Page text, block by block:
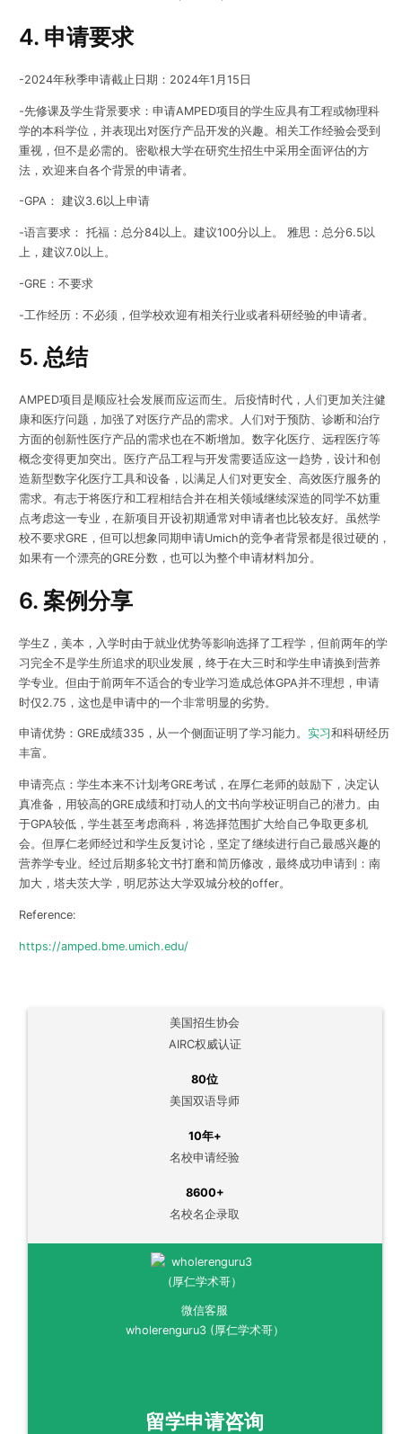
4. 申请要求
-2024年秋季申请截止日期：2024年1月15日
-先修课及学生背景要求：申请AMPED项目的学生应具有工程或物理科
学的本科学位，并表现出对医疗产品开发的兴趣。相关工作经验会受到
重视，但不是必需的。密歇根大学在研究生招生中采用全面评估的方
法，欢迎来自各个背景的申请者。
-GPA： 建议3.6以上申请
-语言要求： 托福：总分84以上。建议100分以上。 雅思：总分6.5以
上，建议7.0以上。
-GRE：不要求
-工作经历：不必须，但学校欢迎有相关行业或者科研经验的申请者。
5. 总结
AMPED项目是顺应社会发展而应运而生。后疫情时代，人们更加关注健
康和医疗问题，加强了对医疗产品的需求。人们对于预防、诊断和治疗
方面的创新性医疗产品的需求也在不断增加。数字化医疗、远程医疗等
概念变得更加突出。医疗产品工程与开发需要适应这一趋势，设计和创
造新型数字化医疗工具和设备，以满足人们对更安全、高效医疗服务的
需求。有志于将医疗和工程相结合并在相关领域继续深造的同学不妨重
点考虑这一专业，在新项目开设初期通常对申请者也比较友好。虽然学
校不要求GRE，但可以想象同期申请Umich的竞争者背景都是很过硬的，
如果有一个漂亮的GRE分数，也可以为整个申请材料加分。
6. 案例分享
学生Z，美本，入学时由于就业优势等影响选择了工程学，但前两年的学
习完全不是学生所追求的职业发展，终于在大三时和学生申请换到营养
学专业。但由于前两年不适合的专业学习造成总体GPA并不理想，申请
时仅2.75，这也是申请中的一个非常明显的劣势。
申请优势：GRE成绩335，从一个侧面证明了学习能力。 实习和科研经历
丰富。
申请亮点：学生本来不计划考GRE考试，在厚仁老师的鼓励下，决定认
真准备，用较高的GRE成绩和打动人的文书向学校证明自己的潜力。由
于GPA较低，学生甚至考虑商科，将选择范围扩大给自己争取更多机
会。但厚仁老师经过和学生反复讨论，坚定了继续进行自己最感兴趣的
营养学专业。经过后期多轮文书打磨和简历修改，最终成功申请到：南
加大，塔夫茨大学，明尼苏达大学双城分校的offer。
Reference:
https://amped.bme.umich.edu/
美国招生协会
AIRC权威认证
80位
美国双语导师
10年+
名校申请经验
8600+
名校名企录取
微信客服
wholerenguru3 (厚仁学术哥）
留学申请咨询